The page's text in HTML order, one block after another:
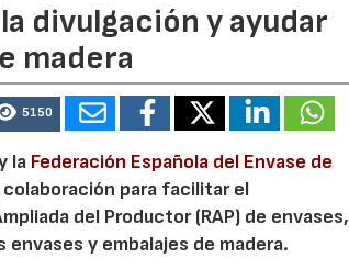
divulgación y ayudar
madera
5150
la Federación Española del Envase de
para facilitar el
del Productor (RAP) de envases,
y embalajes de madera.